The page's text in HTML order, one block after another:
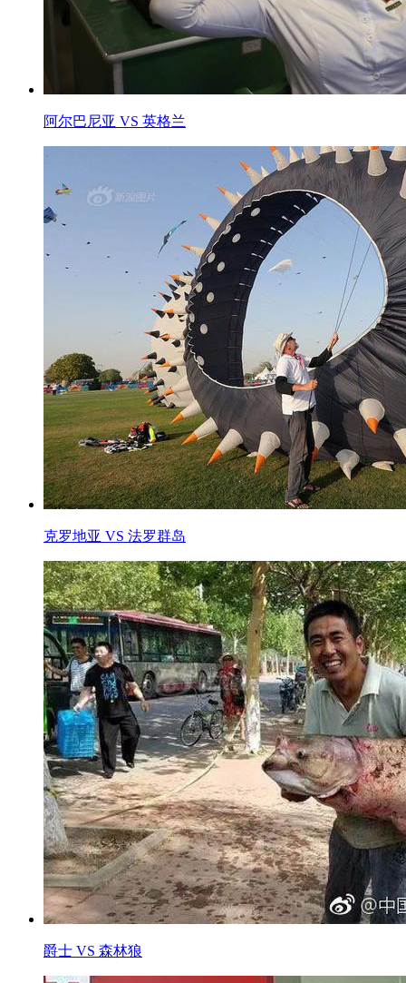
阿尔巴尼亚 VS 英格兰
克罗地亚 VS 法罗群岛
爵士 VS 森林狼